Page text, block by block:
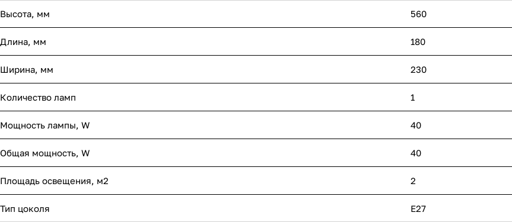
Высота, мм 560
Длина, мм 180
Ширина, мм 230
Количество ламп 1
Мощность лампы, W 40
Общая мощность, W 40
Площадь освещения, м2 2
Тип цоколя E27